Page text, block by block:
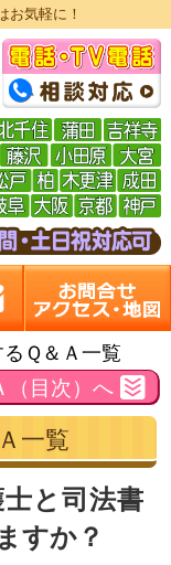
お気軽に！
Ｑ＆Ａ一覧
（目次）へ
一覧
と司法書
すか？